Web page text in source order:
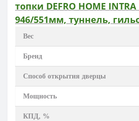
топки DEFRO HOME INTRA
946/551мм, туннель,
Вес
Бренд
Способ открытия дверцы
Мощность
КПД, %